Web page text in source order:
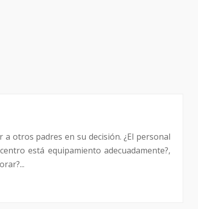
a otros padres en su decisión. ¿El personal
está equipamiento adecuadamente?,